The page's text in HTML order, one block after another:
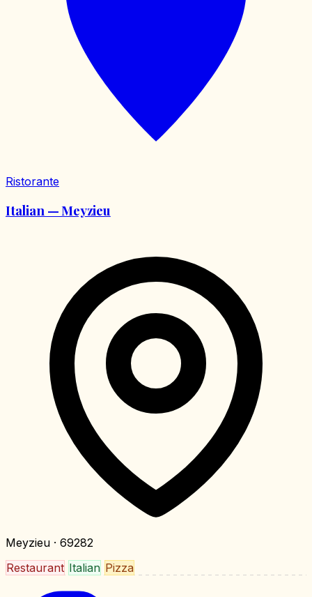
Ristorante
Italian — Meyzieu
Meyzieu · 69282
Restaurant Italian Pizza